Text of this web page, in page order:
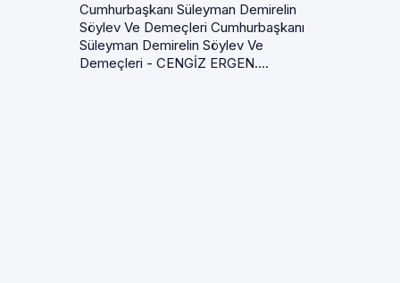
Cumhurbaşkanı Süleyman Demirelin
Söylev Ve Demeçleri Cumhurbaşkanı
Süleyman Demirelin Söylev Ve
Demeçleri - CENGİZ ERGEN....